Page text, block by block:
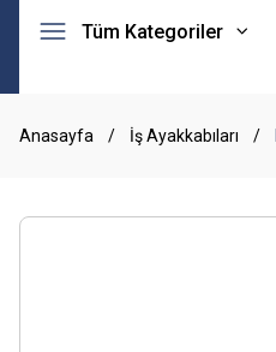
Tüm Kategoriler
Anasayfa İş Ayakkabıları